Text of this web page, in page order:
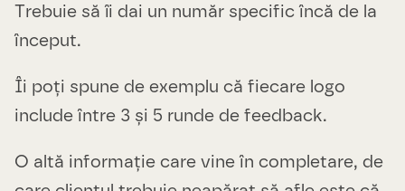
Trebuie să îi dai un număr specific încă de la
început.
Îi poți spune de exemplu că fiecare logo
include între 3 și 5 runde de feedback.
O altă informație care vine în completare, de